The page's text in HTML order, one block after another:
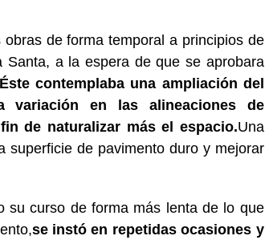
de forma temporal a principios de
Santa, a la espera de que se aprobara
Éste contemplaba una ampliación del
en las alineaciones de
de naturalizar más el espacio.Una
superficie de pavimento duro y mejorar
su curso de forma más lenta de lo que
se instó en repetidas ocasiones y